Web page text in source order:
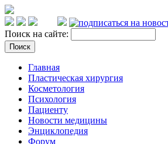
Поиск на сайте:
Главная
Пластическая хирургия
Косметология
Психология
Пациенту
Новости медицины
Энциклопедия
Форум